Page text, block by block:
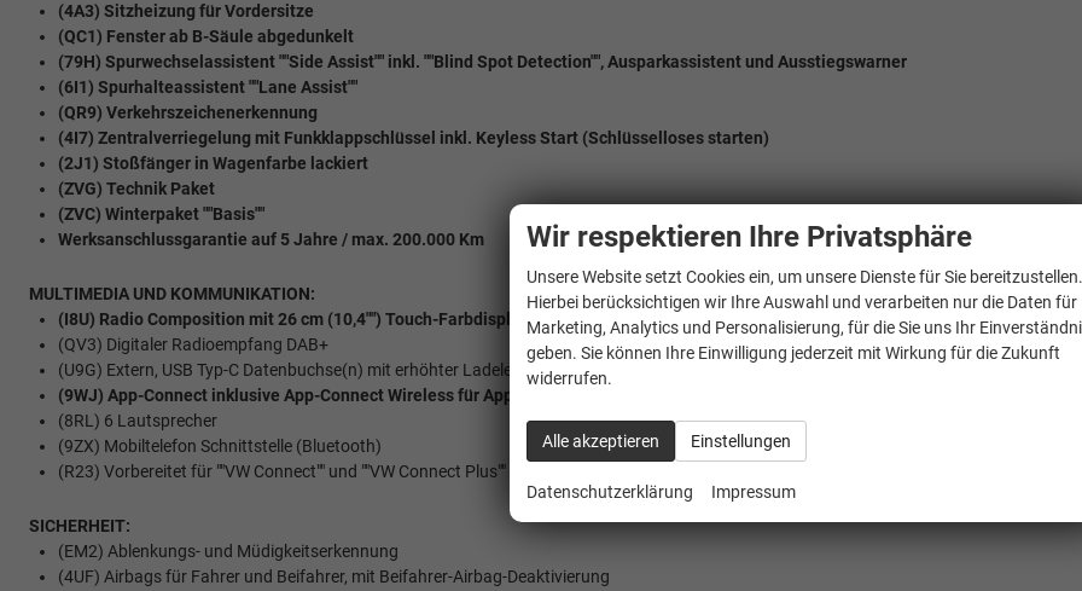
(4A3) Sitzheizung für Vordersitze
(QC1) Fenster ab B-Säule abgedunkelt
(79H) Spurwechselassistent ""Side Assist"" inkl. ""Blind Spot Detection"", Ausparkassistent und Ausstiegswarner
(6I1) Spurhalteassistent ""Lane Assist""
(QR9) Verkehrszeichenerkennung
(4I7) Zentralverriegelung mit Funkklappschlüssel inkl. Keyless Start (Schlüsselloses starten)
(2J1) Stoßfänger in Wagenfarbe lackiert
(ZVG) Technik Paket
(ZVC) Winterpaket ""Basis""
Werksanschlussgarantie auf 5 Jahre / max. 200.000 Km
MULTIMEDIA UND KOMMUNIKATION:
(I8U) Radio Composition mit 26 cm (10,4"") Touch-Farbdisplay
(QV3) Digitaler Radioempfang DAB+
(U9G) Extern, USB Typ-C Datenbuchse(n) mit erhöhter Ladeleistung
(9WJ) App-Connect inklusive App-Connect Wireless für Apple CarPlay und Android Auto
(8RL) 6 Lautsprecher
(9ZX) Mobiltelefon Schnittstelle (Bluetooth)
(R23) Vorbereitet für ""VW Connect"" und ""VW Connect Plus""
SICHERHEIT:
(EM2) Ablenkungs- und Müdigkeitserkennung
(4UF) Airbags für Fahrer und Beifahrer, mit Beifahrer-Airbag-Deaktivierung
Wir respektieren Ihre Privatsphäre
Unsere Website setzt Cookies ein, um unsere Dienste für Sie bereitzustellen.
Hierbei berücksichtigen wir Ihre Auswahl und verarbeiten nur die Daten für
Marketing, Analytics und Personalisierung, für die Sie uns Ihr
geben. Sie können Ihre Einwilligung jederzeit mit Wirkung für die Zukunft
widerrufen.
Alle akzeptieren Einstellungen
Datenschutzerklärung Impressum